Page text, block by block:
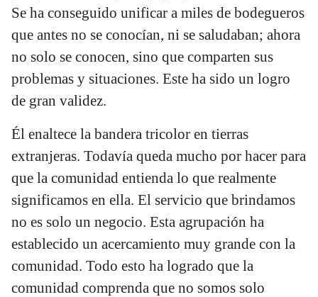
Se ha conseguido unificar a miles de bodegueros
que antes no se conocían, ni se saludaban; ahora
no solo se conocen, sino que comparten sus
problemas y situaciones. Este ha sido un logro
de gran validez.
Él enaltece la bandera tricolor en tierras
extranjeras. Todavía queda mucho por hacer para
que la comunidad entienda lo que realmente
significamos en ella. El servicio que brindamos
no es solo un negocio. Esta agrupación ha
establecido un acercamiento muy grande con la
comunidad. Todo esto ha logrado que la
comunidad comprenda que no somos solo